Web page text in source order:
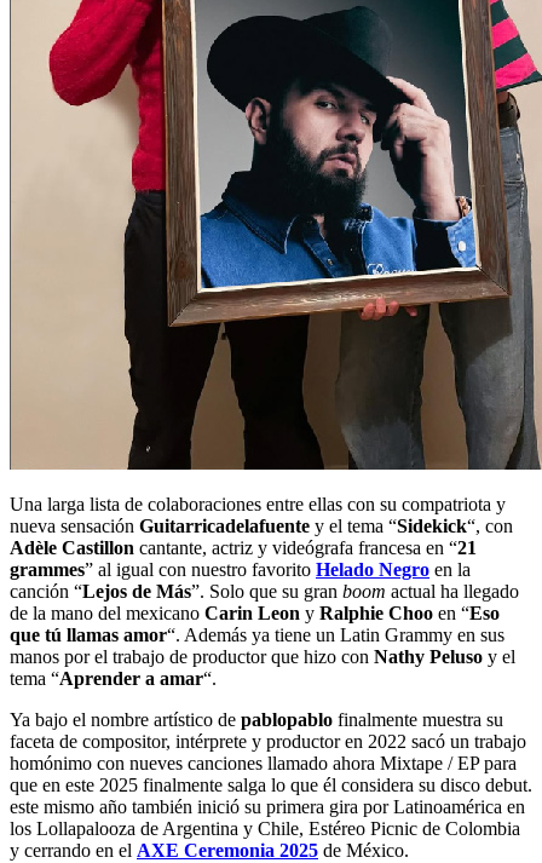
Una larga lista de colaboraciones entre ellas con su compatriota y
nueva sensación Guitarricadelafuente y el tema “Sidekick“, con
Adèle Castillon cantante, actriz y videógrafa francesa en “21
grammes” al igual con nuestro favorito Helado Negro en la
canción “Lejos de Más”. Solo que su gran boom actual ha llegado
de la mano del mexicano Carin Leon y Ralphie Choo en “Eso
que tú llamas amor“. Además ya tiene un Latin Grammy en sus
manos por el trabajo de productor que hizo con Nathy Peluso y el
tema “Aprender a amar“.
Ya bajo el nombre artístico de pablopablo finalmente muestra su
faceta de compositor, intérprete y productor en 2022 sacó un trabajo
homónimo con nueves canciones llamado ahora Mixtape / EP para
que en este 2025 finalmente salga lo que él considera su disco debut.
este mismo año también inició su primera gira por Latinoamérica en
los Lollapalooza de Argentina y Chile, Estéreo Picnic de Colombia
y cerrando en el AXE Ceremonia 2025 de México.